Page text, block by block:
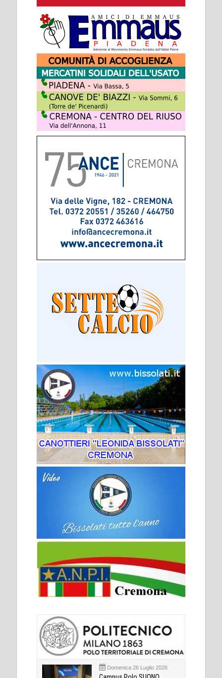
Domenica 26 Luglio 2026